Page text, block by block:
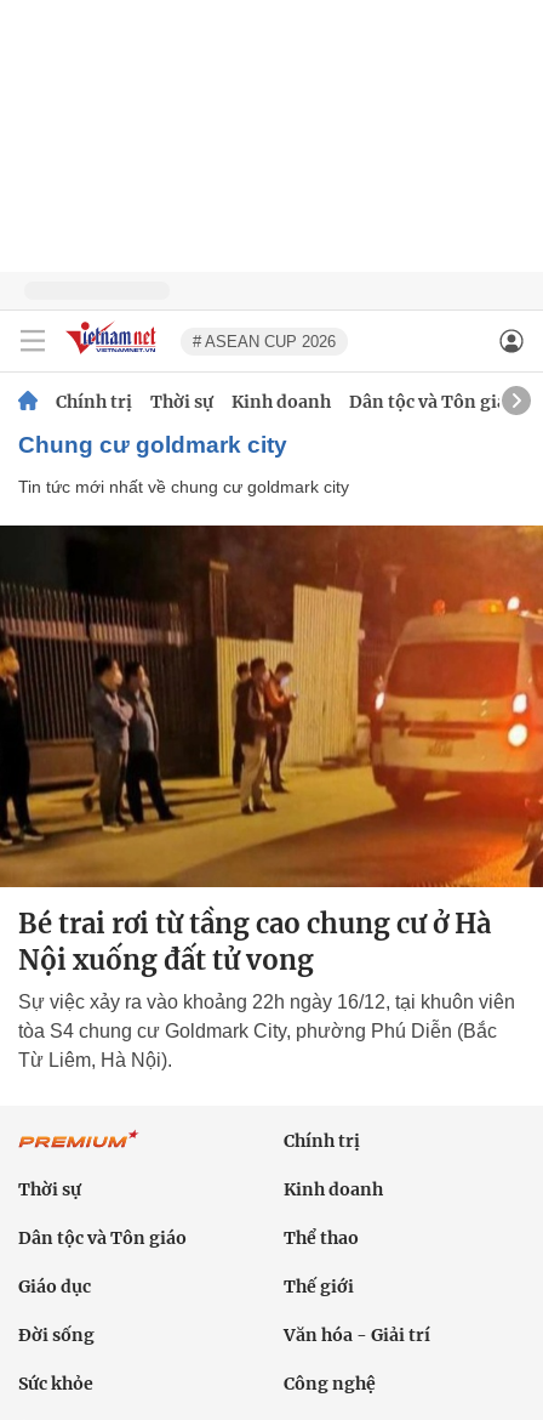
# ASEAN CUP 2026
Chính trị Thời sự Kinh doanh Dân tộc và Tôn giáo
chung cư goldmark city
Tin tức mới nhất về chung cư goldmark city
Bé trai rơi từ tầng cao chung cư ở Hà
Nội xuống đất tử vong
Sự việc xảy ra vào khoảng 22h ngày 16/12, tại khuôn viên
tòa S4 chung cư Goldmark City, phường Phú Diễn (Bắc
Từ Liêm, Hà Nội).
Chính trị
Thời sự Kinh doanh
Dân tộc và Tôn giáo Thể thao
Giáo dục Thế giới
Đời sống Văn hóa - Giải trí
Sức khỏe Công nghệ